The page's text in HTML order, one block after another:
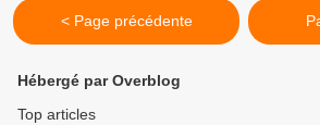
< Page précédente
Hébergé par Overblog
Top articles